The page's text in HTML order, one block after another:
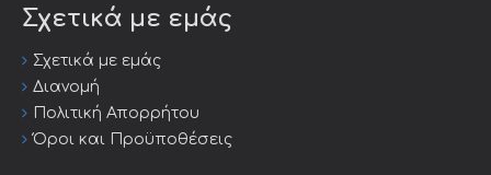
Σχετικά με εμάς
Σχετικά με εμάς
Διανομή
Πολιτική Απορρήτου
Όροι και Προϋποθέσεις